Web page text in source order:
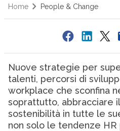
Home People & Change
Nuove strategie per
talenti, percorsi di
workplace che sconfina
soprattutto, abbracciare
sostenibilità in tutte le
non solo le tendenze HR